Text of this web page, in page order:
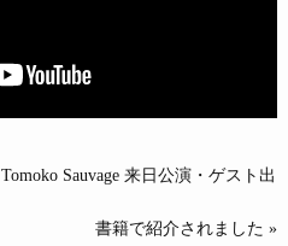
Sauvage 来日公演・ゲスト出
書籍で紹介されました »